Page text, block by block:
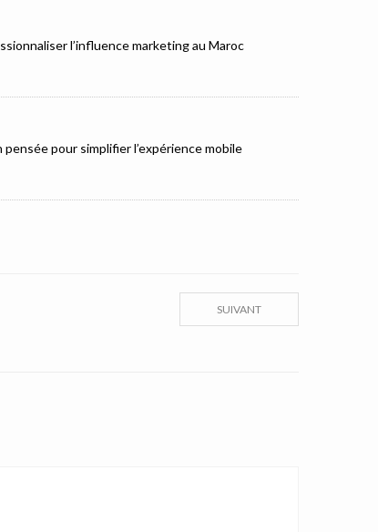
l’influence marketing au Maroc
pour simplifier l’expérience mobile
SUIVANT